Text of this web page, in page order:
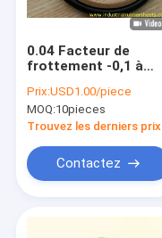
0.04 Facteur de
frottement -0,1 à
Prix:USD1.00/piece
MOQ:10pieces
Trouvez les derniers prix
Contactez